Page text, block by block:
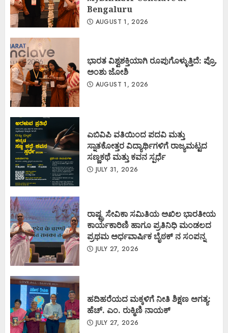
Bengaluru
AUGUST 1, 2026
ಭಾರತ ವಿಶ್ವಶಕ್ತಿಯಾಗಿ ರೂಪುಗೊಳ್ಳುತ್ತಿದೆ: ಪ್ರೊ.
ಅಂಶು ಜೋಶಿ
AUGUST 1, 2026
ಎಬಿವಿಪಿ ವತಿಯಿಂದ ಪದವಿ ಮತ್ತು
ಸ್ನಾತಕೋತ್ತರ ವಿದ್ಯಾರ್ಥಿಗಳಿಗೆ ರಾಜ್ಯಮಟ್ಟದ
ಸಣ್ಣಕಥೆ ಮತ್ತು ಕವನ ಸ್ಪರ್ಧೆ
JULY 31, 2026
ರಾಷ್ಟ್ರ ಸೇವಿಕಾ ಸಮಿತಿಯ ಅಖಿಲ ಭಾರತೀಯ
ಕಾರ್ಯಕಾರಿಣಿ ಹಾಗೂ ಪ್ರತಿನಿಧಿ ಮಂಡಲದ
ಪ್ರಥಮ ಅರ್ಧವಾರ್ಷಿಕ ಬೈಠಕ್ ನ ಸಂಪನ್ನ
JULY 27, 2026
ಹದಿಹರೆಯದ ಮಕ್ಕಳಿಗೆ ನೀತಿ ಶಿಕ್ಷಣ ಅಗತ್ಯ:
ಹೆಚ್. ಎಂ. ರುಕ್ಮಿಣಿ ನಾಯಕ್
JULY 27, 2026